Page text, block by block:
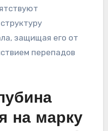
защищая его от
перепадов
на марку